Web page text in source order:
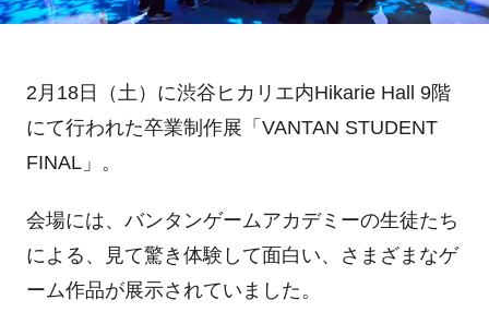
2月18日（土）に渋谷ヒカリエ内Hikarie Hall 9階
にて行われた卒業制作展「VANTAN STUDENT
FINAL」。
会場には、バンタンゲームアカデミーの生徒たち
による、見て驚き体験して面白い、さまざまなゲ
ーム作品が展示されていました。